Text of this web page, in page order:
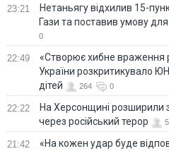
23:21
Нетаньягу відхилив 15-
Гази та поставив умову
0
22:49
«Створює хибне враження
України розкритикувало
дітей
264 0
22:22
На Херсонщині розширили
через російський терор
21:42
«На кожен удар буде